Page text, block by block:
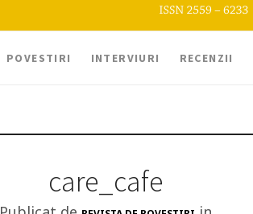
POVESTIRI INTERVIURI RECENZII
care_cafe